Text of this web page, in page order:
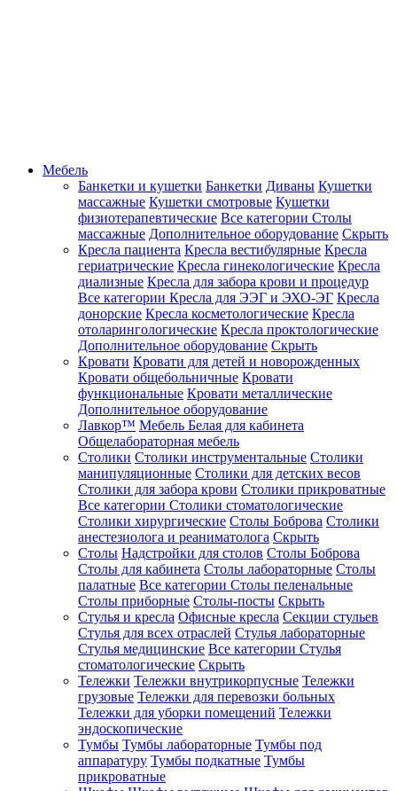
Мебель
Банкетки и кушетки Банкетки Диваны Кушетки
массажные Кушетки смотровые Кушетки
физиотерапевтические Все категории Столы
массажные Дополнительное оборудование Скрыть
Кресла пациента Кресла вестибулярные Кресла
гериатрические Кресла гинекологические Кресла
диализные Кресла для забора крови и процедур
Все категории Кресла для ЭЭГ и ЭХО-ЭГ Кресла
донорские Кресла косметологические Кресла
отоларингологические Кресла проктологические
Дополнительное оборудование Скрыть
Кровати Кровати для детей и новорожденных
Кровати общебольничные Кровати
функциональные Кровати металлические
Дополнительное оборудование
Лавкор™ Мебель Белая для кабинета
Общелабораторная мебель
Столики Столики инструментальные Столики
манипуляционные Столики для детских весов
Столики для забора крови Столики прикроватные
Все категории Столики стоматологические
Столики хирургические Столы Боброва Столики
анестезиолога и реаниматолога Скрыть
Столы Надстройки для столов Столы Боброва
Столы для кабинета Столы лабораторные Столы
палатные Все категории Столы пеленальные
Столы приборные Столы-посты Скрыть
Стулья и кресла Офисные кресла Секции стульев
Стулья для всех отраслей Стулья лабораторные
Стулья медицинские Все категории Стулья
стоматологические Скрыть
Тележки Тележки внутрикорпусные Тележки
грузовые Тележки для перевозки больных
Тележки для уборки помещений Тележки
эндоскопические
Тумбы Тумбы лабораторные Тумбы под
аппаратуру Тумбы подкатные Тумбы
прикроватные